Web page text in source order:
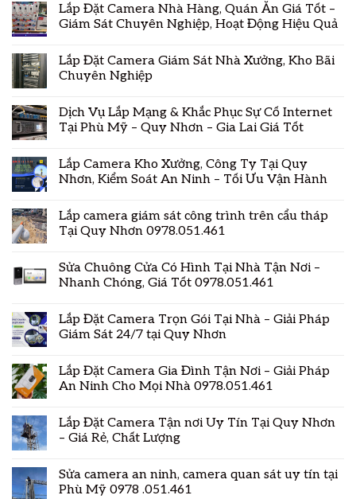
Lắp Đặt Camera Nhà Hàng, Quán Ăn Giá Tốt –
Giám Sát Chuyên Nghiệp, Hoạt Động Hiệu Quả
Lắp Đặt Camera Giám Sát Nhà Xưởng, Kho Bãi
Chuyên Nghiệp
Dịch Vụ Lắp Mạng & Khắc Phục Sự Cố Internet
Tại Phù Mỹ – Quy Nhơn – Gia Lai Giá Tốt
Lắp Camera Kho Xưởng, Công Ty Tại Quy
Nhơn, Kiểm Soát An Ninh – Tối Ưu Vận Hành
Lắp camera giám sát công trình trên cẩu tháp
Tại Quy Nhơn 0978.051.461
Sửa Chuông Cửa Có Hình Tại Nhà Tận Nơi –
Nhanh Chóng, Giá Tốt 0978.051.461
Lắp Đặt Camera Trọn Gói Tại Nhà – Giải Pháp
Giám Sát 24/7 tại Quy Nhơn
Lắp Đặt Camera Gia Đình Tận Nơi – Giải Pháp
An Ninh Cho Mọi Nhà 0978.051.461
Lắp Đặt Camera Tận nơi Uy Tín Tại Quy Nhơn
– Giá Rẻ, Chất Lượng
Sửa camera an ninh, camera quan sát uy tín tại
Phù Mỹ 0978 .051.461